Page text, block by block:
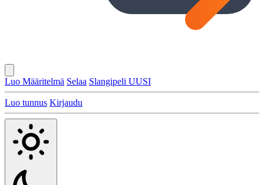
Luo Määritelmä Selaa Slangipeli UUSI
Luo tunnus Kirjaudu